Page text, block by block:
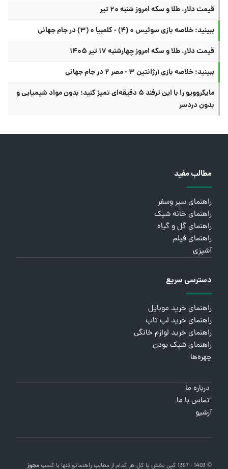
قیمت دلار، طلا و سکه امروز شنبه ۲۰ تیر
ببینید؛ خلاصه بازی سوئیس ۰ (۴) - کلمبیا ۰ (۳) در جام جهانی
قیمت دلار، طلا و سکه امروز چهارشنبه ۱۷ تیر ۱۴۰۵
ببینید؛ خلاصه بازی آرژانتین ۳ - مصر ۲ در جام جهانی
مایکروویو را با این ترفند ۵ دقیقه‌ای تمیز کنید؛ بدون مواد شیمیایی و
بدون دردسر
مطالب مفید
راهنمای سیر وسفر
راهنمای خانه شیک
راهنمای گل و گیاه
راهنمای فیلم
آشپزی
دسترسی سریع
راهنمای خرید موبایل
راهنمای خرید لپ تاپ
راهنمای خرید لوازم خانگی
راهنمای شیک بودن
چهره‌ها
درباره ما
تماس با ما
آرشیو
© 1403 - 1397 کپی بخش یا کل هر کدام از مطالب راهنماتو تنها با کسبمجوز